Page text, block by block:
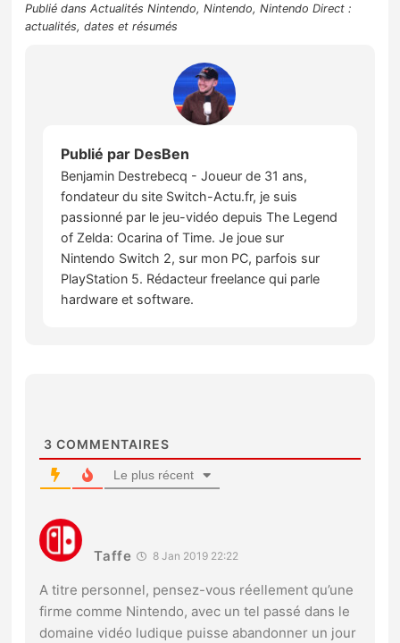
Publié dansActualités Nintendo,Nintendo,Nintendo Direct :
actualités, dates et résumés
Publié par DesBen
Benjamin Destrebecq - Joueur de 31 ans,
fondateur du site Switch-Actu.fr, je suis
passionné par le jeu-vidéo depuis The Legend
of Zelda: Ocarina of Time. Je joue sur
Nintendo Switch 2, sur mon PC, parfois sur
PlayStation 5. Rédacteur freelance qui parle
hardware et software.
3 COMMENTAIRES
Le plus récent
Taffe 8 Jan 2019 22:22
A titre personnel, pensez-vous réellement qu’une
firme comme Nintendo, avec un tel passé dans le
domaine vidéo ludique puisse abandonner un jour